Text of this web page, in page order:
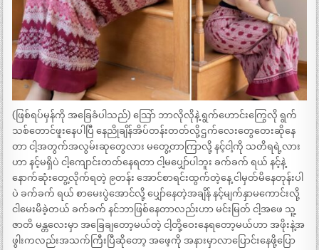
(ဖြစ်ရပ်မှန်ကို အခြေခံပါသည်) သြော် ဘာလိုလိုနဲ့ ရွက်ဟောင်းကြွေလို ရွက်
သစ်တောင်ဖူးနေပါပြီ နေညိုချိန်အိပ်တန်းတတ်လို့ဌက်လေးတွေတေးဆိုနေ
တာ ငါ့အတွက်အလွမ်းဆုတွေလား မတွေ့တာကြာလို့ နင့်ငါ့ကို သတိရရဲ့လား
ဟာ နင့်မရှိပဲ ငါ့ကျောင်းတတ်နေရတာ ငါ့မပျှော်ပါဘူး ခက်ခက် ရယ် နင့်နဲ့
နောက်ဆုံးတွေ့လိုက်ရတဲ့ ၉တန်း အောင်စာရင်းထွက်တဲ့နေ့ ငါမှတ်မိနေတုန်းပါ
ပဲ ခက်ခက် ရယ် စာမေးပွဲအောင်လို့ ပျှော်နေတဲ့အချိန် နင့်မျက်နှာမကောင်းလို့
ငါမေးမိခဲ့တယ် ခက်ခက် နင်ဘာဖြစ်နေတာလည်းဟာ မင်းမြတ် ငါ့အဖေ သူ့
ဇာတိ မန္တလေးမှာ အခြေချတော့မယ်တဲ့ ငါ့တို့ဝေးနေရတော့မယ်ဟာ အဖိုးနဲ့အ
ဖွါးကလည်းအသက်ကြီးပြီဆိုတော့ အဖေ့ကို အနားမှာလာပြောင်းနေဖို့ပြော